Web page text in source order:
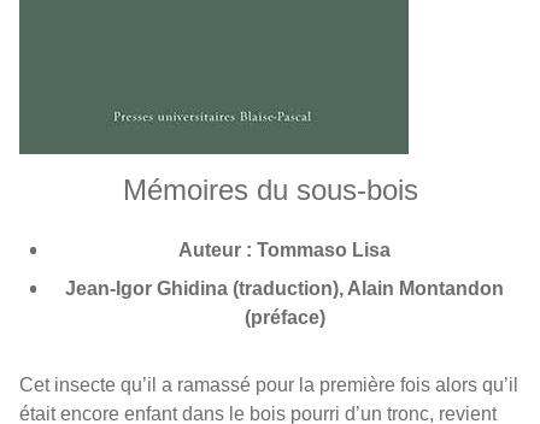
Mémoires du sous-bois
Auteur : Tommaso Lisa
Jean-Igor Ghidina (traduction), Alain Montandon
(préface)
Cet insecte qu’il a ramassé pour la première fois alors qu’il
était encore enfant dans le bois pourri d’un tronc, revient